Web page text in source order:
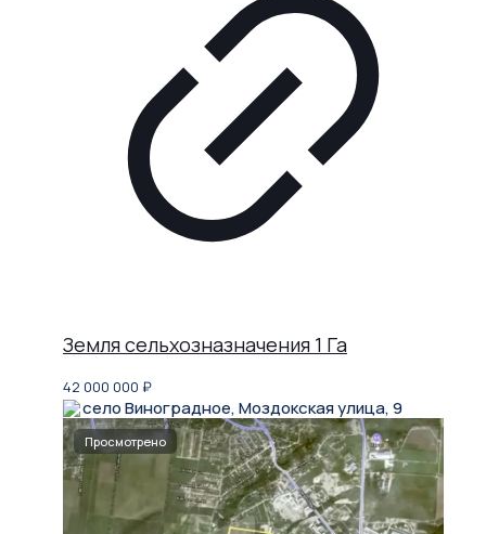
Земля сельхозназначения 1 Га
42 000 000 ₽
село Виноградное, Моздокская улица, 9